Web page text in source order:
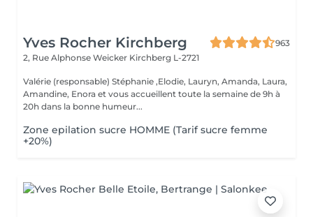
Yves Rocher Kirchberg
963
2, Rue Alphonse Weicker Kirchberg L-2721
Valérie (responsable) Stéphanie ,Elodie, Lauryn, Amanda, Laura,
Amandine, Enora et vous accueillent toute la semaine de 9h à
20h dans la bonne humeur...
Zone epilation sucre HOMME (Tarif sucre femme
+20%)